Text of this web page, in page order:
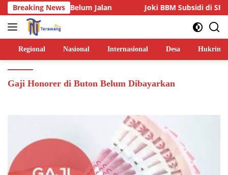
Langsung
ke
konten
Breaking News
Lainnya Belum Jalan Joki BBM Subsidi di SPBU
Regional Nasional Internasional Desa Hukrim
Gaji Honorer di Buton Belum Dibayarkan